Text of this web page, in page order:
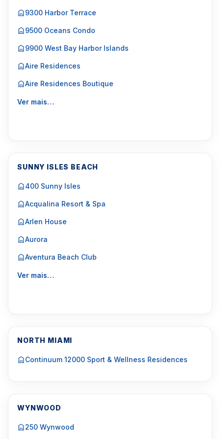
9300 Harbor Terrace
9500 Oceans Condo
9900 West Bay Harbor Islands
Aire Residences
Aire Residences Boutique
Ver mais…
SUNNY ISLES BEACH
400 Sunny Isles
Acqualina Resort & Spa
Arlen House
Aurora
Aventura Beach Club
Ver mais…
NORTH MIAMI
Continuum 12000 Sport & Wellness Residences
WYNWOOD
250 Wynwood